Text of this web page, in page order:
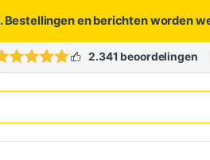
en berichten worden
2.341 beoordelingen